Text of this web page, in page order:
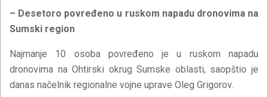
– Desetoro povređeno u ruskom napadu dronovima na
Sumski region
Najmanje 10 osoba povređeno je u ruskom napadu
dronovima na Ohtirski okrug Sumske oblasti, saopštio je
danas načelnik regionalne vojne uprave Oleg Grigorov.